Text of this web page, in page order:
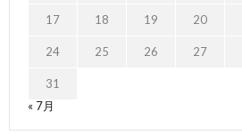
17 18 19 20
24 25 26 27
31
« 7月